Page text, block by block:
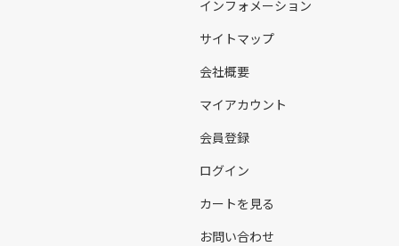
インフォメーション
サイトマップ
会社概要
マイアカウント
会員登録
ログイン
カートを見る
お問い合わせ